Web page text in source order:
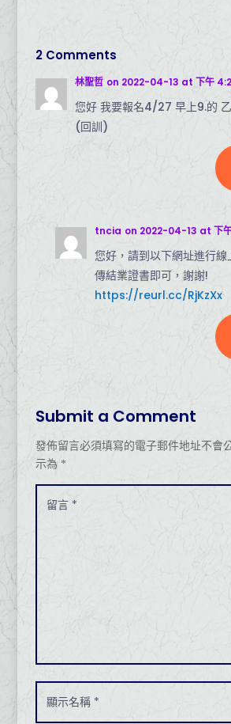
2 Comments
林聖哲 on 2022-04-13 at 下午
您好 我要報名4/27 早上9.的
(回訓)
tncia on 2022-04-13 at 下
您好，請到以下網址進行
傳結業證書即可，謝謝!
https://reurl.cc/RjKzXx
Submit a Comment
發佈留言必須填寫的電子郵件地址不會
示為 *